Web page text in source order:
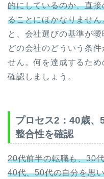
的にしているのか、直
ることにほかなりません
と、会社選びの基準が
どの会社のどういう条
せん。何を達成するた
確認しましょう。
プロセス2：40歳、
整合性を確認
20代前半の転職も、30
40代、50代の自分を思